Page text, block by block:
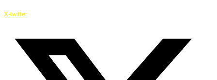
X-twitter